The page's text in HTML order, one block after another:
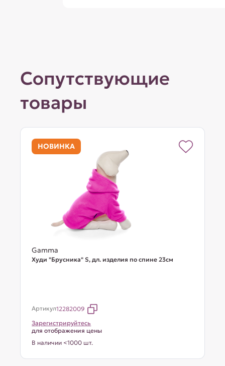
Сопутствующие
товары
НОВИНКА
Gamma
Худи "Брусника" S, дл. изделия по спине 23см
Артикул12282009
Зарегистрируйтесь
для отображения цены
В наличии <1000 шт.